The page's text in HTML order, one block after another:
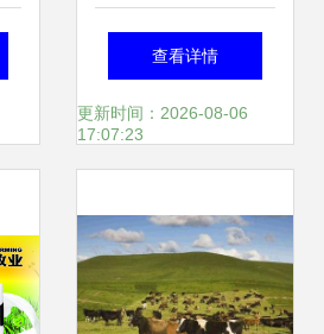
有机农牧业示范企
业的使命与实践
查看详情
更新时间：2026-08-06
17:07:23